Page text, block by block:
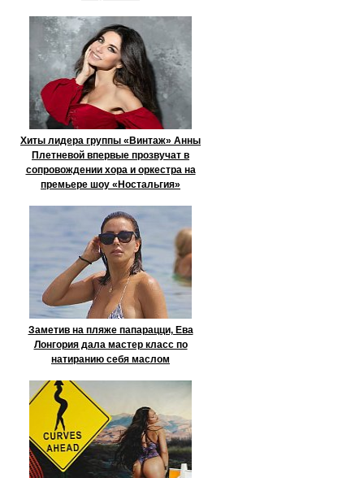
Хиты лидера группы «Винтаж» Анны
Плетневой впервые прозвучат в
сопровождении хора и оркестра на
премьере шоу «Ностальгия»
Заметив на пляже папарацци, Ева
Лонгория дала мастер класс по
натиранию себя маслом